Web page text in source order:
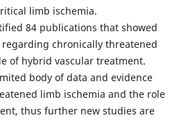
limb ischemia.
84 publications that showed
chronically threatened
of hybrid vascular treatment.
body of data and evidence
limb ischemia and the role
thus further new studies are